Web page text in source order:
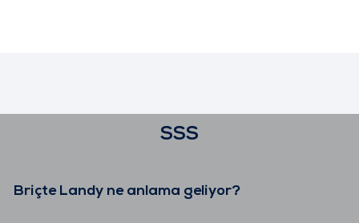
SSS
Briçte Landy ne anlama geliyor?